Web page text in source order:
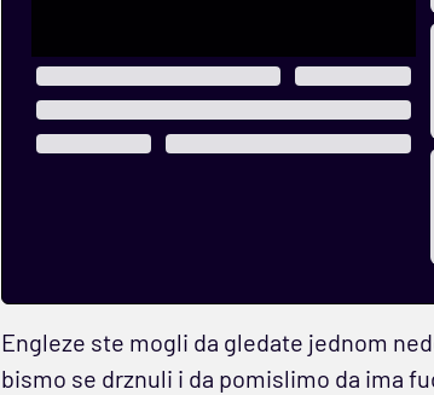
Engleze ste mogli da gledate jednom
bismo se drznuli i da pomislimo da ima